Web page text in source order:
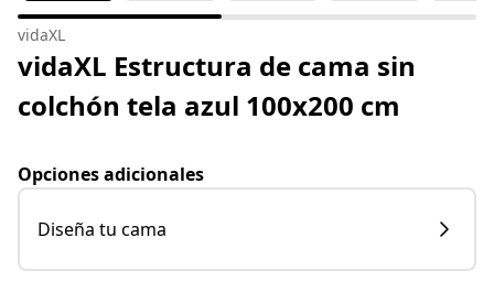
vidaXL
vidaXL Estructura de cama sin
colchón tela azul 100x200 cm
Opciones adicionales
Diseña tu cama